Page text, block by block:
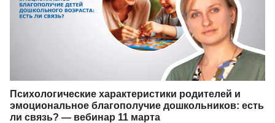
Психологические характеристики родителей и
эмоциональное благополучие дошкольников: есть
ли связь? — вебинар 11 марта